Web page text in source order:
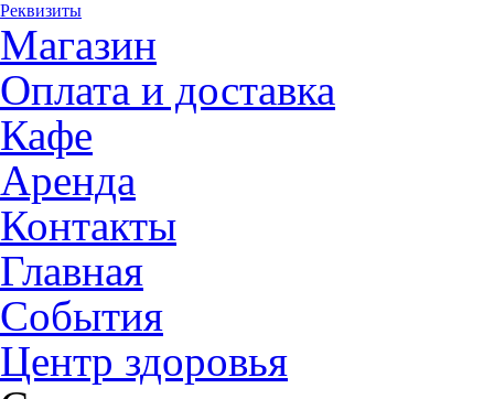
Реквизиты
Магазин
Оплата и доставка
Кафе
Аренда
Контакты
Главная
События
Центр здоровья